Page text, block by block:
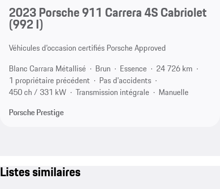
2023 Porsche 911 Carrera 4S Cabriolet
(992 I)
Véhicules d’occasion certifiés Porsche Approved
Blanc Carrara Métallisé
Brun Essence
24 726 km
1 propriétaire précédent
Pas d'accidents
450 ch / 331 kW
Transmission intégrale
Manuelle
Porsche Prestige
Listes similaires